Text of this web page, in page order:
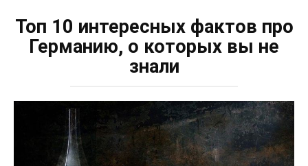
Топ 10 интересных фактов про
Германию, о которых вы не
знали